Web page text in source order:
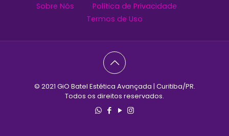
Sobre Nós
Política de Privacidade
Termos de Uso
© 2021 GiO Batel Estética Avançada | Curitiba/PR.
Todos os direitos reservados.